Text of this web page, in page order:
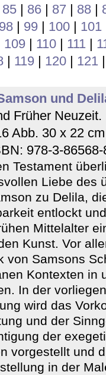
85| 86| 87 | 88|
98| 99| 100| 101
109| 110| 111|
| 119 | 120 | 121
und
Früher
Abb. 30 x 22
978-3-
Testament
Liebe des
zu Delila,
entlockt
Mittelalter
Kunst. Vor
von Samsons
Kontexten in
In der
wird das
und der
der
vorgestellt und
in der